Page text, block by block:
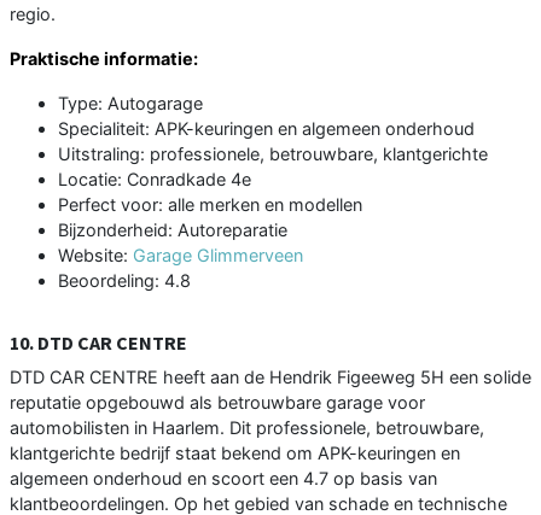
regio.
Praktische informatie:
Type: Autogarage
Specialiteit: APK-keuringen en algemeen onderhoud
Uitstraling: professionele, betrouwbare, klantgerichte
Locatie: Conradkade 4e
Perfect voor: alle merken en modellen
Bijzonderheid: Autoreparatie
Website: Garage Glimmerveen
Beoordeling: 4.8
10. DTD CAR CENTRE
DTD CAR CENTRE heeft aan de Hendrik Figeeweg 5H een solide
reputatie opgebouwd als betrouwbare garage voor
automobilisten in Haarlem. Dit professionele, betrouwbare,
klantgerichte bedrijf staat bekend om APK-keuringen en
algemeen onderhoud en scoort een 4.7 op basis van
klantbeoordelingen. Op het gebied van schade en technische